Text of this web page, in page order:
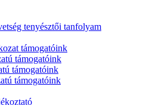
tenyésztői tanfolyam
támogatóink
támogatóink
támogatóink
támogatóink